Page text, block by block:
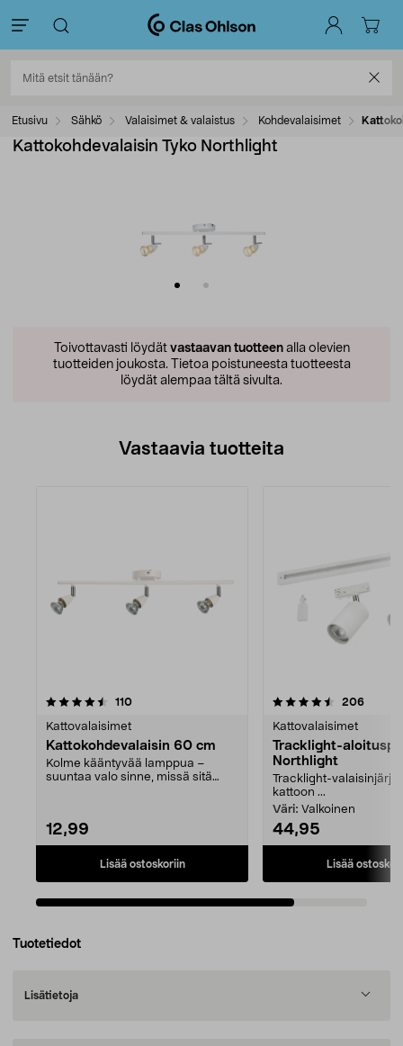
Etusivu Sähkö Valaisimet & valaistus Kohdevalaisimet
Kattokohdevalaisin Tyko Northlight
Toivottavasti löydät vastaavan tuotteenalla olevien
tuotteiden joukosta. Tietoa poistuneesta tuotteesta
löydät alempaa tältä sivulta.
Vastaavia tuotteita
110arvostelut
Kattovalaisimet
Kattokohdevalaisin 60 cm
Kolme kääntyvää lamppua –
suuntaa valo sinne, missä sitä
12,99
Lisää ostoskoriin
4.5viidestä
206
Kattovalaisimet
Tracklight-
Northlight
Tracklight-
kattoon ...
Väri: Valkoinen
44,95
Lisää
Tuotetiedot
Lisätietoja